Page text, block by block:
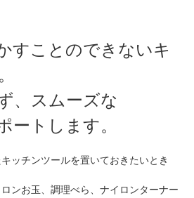
すことのできないキ
、スムーズな
ートします。
ッチンツールを置いておきたいとき
ンお玉、調理べら、ナイロンターナー